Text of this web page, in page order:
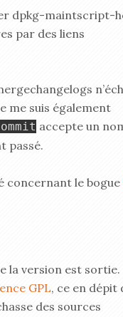
dpkg-maintscript-
par des liens
me suis également
accepte un
passé.
concernant le bogue
la version est sortie.
GPL, ce en dépit
des sources